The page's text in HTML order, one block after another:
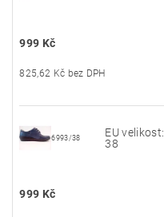
999 Kč
825,62 Kč bez DPH
6993/38
EU velikost:
38
999 Kč